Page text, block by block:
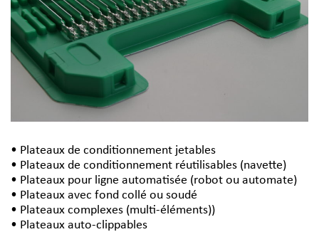
• Plateaux de conditionnement jetables
• Plateaux de conditionnement réutilisables (navette)
• Plateaux pour ligne automatisée (robot ou automate)
• Plateaux avec fond collé ou soudé
• Plateaux complexes (multi-éléments))
• Plateaux auto-clippables